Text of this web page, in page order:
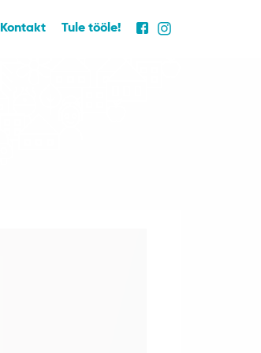
Kontakt Tule tööle!